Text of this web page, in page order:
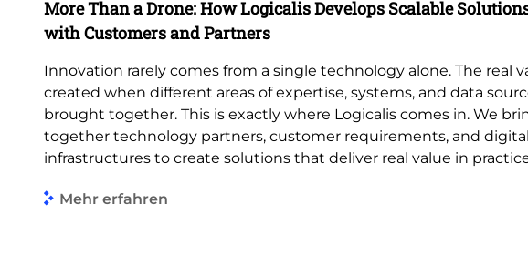
More Than a Drone: How Logicalis Develops Scalable
with Customers and Partners
Innovation rarely comes from a single technology alone. The real
created when different areas of expertise, systems, and data
brought together. This is exactly where Logicalis comes in. We
together technology partners, customer requirements, and digital
infrastructures to create solutions that deliver real value in
Mehr erfahren